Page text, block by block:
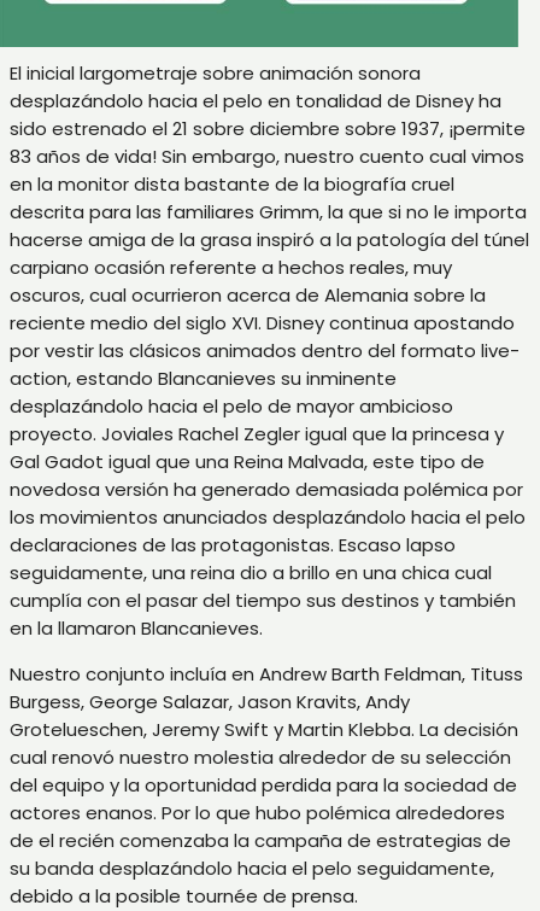
El inicial largometraje sobre animación sonora
desplazándolo hacia el pelo en tonalidad de Disney ha
sido estrenado el 21 sobre diciembre sobre 1937, ¡permite
83 años de vida! Sin embargo, nuestro cuento cual vimos
en la monitor dista bastante de la biografía cruel
descrita para las familiares Grimm, la que si no le importa
hacerse amiga de la grasa inspiró a la patologí­a del túnel
carpiano ocasión referente a hechos reales, muy
oscuros, cual ocurrieron acerca de Alemania sobre la
reciente medio del siglo XVI. Disney continua apostando
por vestir las clásicos animados dentro del formato live-
action, estando Blancanieves su inminente
desplazándolo hacia el pelo de mayor ambicioso
proyecto. Joviales Rachel Zegler igual que la princesa y
Gal Gadot igual que una Reina Malvada, este tipo de
novedosa versión ha generado demasiada polémica por
los movimientos anunciados desplazándolo hacia el pelo
declaraciones de las protagonistas. Escaso lapso
seguidamente, una reina dio a brillo en una chica cual
cumplía con el pasar del tiempo sus destinos y también
en la llamaron Blancanieves.
Nuestro conjunto incluía en Andrew Barth Feldman, Tituss
Burgess, George Salazar, Jason Kravits, Andy
Grotelueschen, Jeremy Swift y Martin Klebba. La decisión
cual renovó nuestro molestia alrededor de su selección
del equipo y la oportunidad perdida para la sociedad de
actores enanos. Por lo que hubo polémica alrededores
de el recién comenzaba la campaña de estrategias de
su banda desplazándolo hacia el pelo seguidamente,
debido a la posible tournée de prensa.